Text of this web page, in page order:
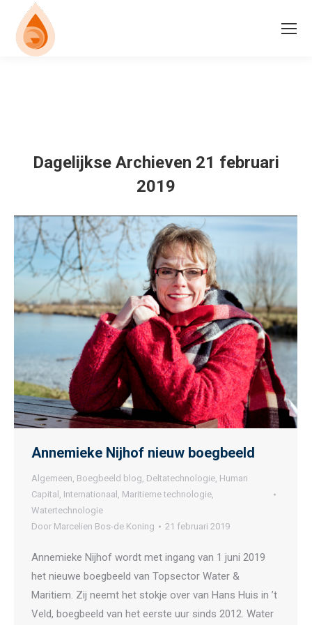
Dagelijkse Archieven 21 februari
2019
Annemieke Nijhof nieuw boegbeeld
Algemeen, Boegbeeld blog, Deltatechnologie, Human
Capital , Internationaal , Maritieme technologie,
Watertechnologie
Door Marcelien Bos-de Koning 21 februari 2019
Annemieke Nijhof wordt met ingang van 1 juni 2019
het nieuwe boegbeeld van Topsector Water &
Maritiem. Zij neemt het stokje over van Hans Huis in ’t
Veld, boegbeeld van het eerste uur sinds 2012. Water